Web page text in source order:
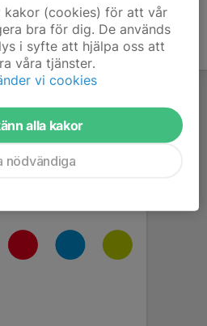
kakor (cookies) för att vår
bra för dig. De används
i syfte att hjälpa oss att
våra tjänster.
vi cookies
alla kakor
nödvändiga